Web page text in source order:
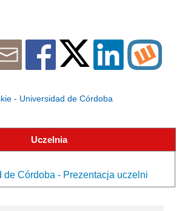
- Universidad de Córdoba
Uczelnia
de Córdoba - Prezentacja uczelni